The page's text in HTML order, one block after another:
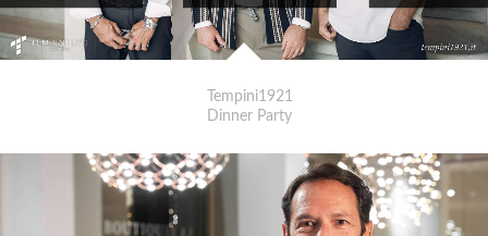
Tempini1921
Dinner Party